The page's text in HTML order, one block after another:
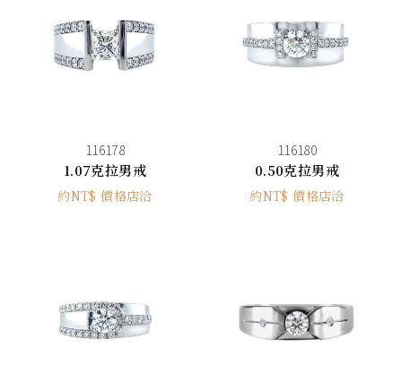
116178
1.07克拉男戒
約NT$ 價格店洽
116180
0.50克拉男戒
約NT$ 價格店洽